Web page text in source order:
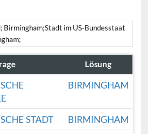
Birmingham;Stadt im US-Bundesstaat
Lösung
BIRMINGHAM
STADT
BIRMINGHAM